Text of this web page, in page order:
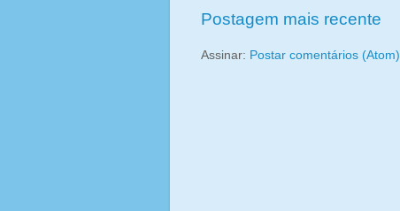
Postagem mais recente
Assinar: Postar comentários (Atom)